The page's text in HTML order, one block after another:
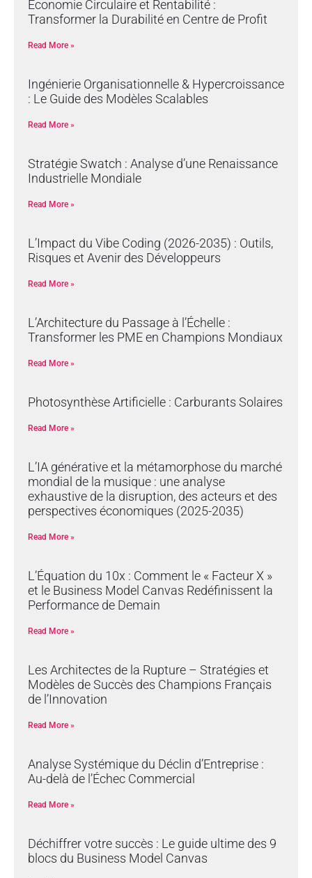
Économie Circulaire et Rentabilité :
Transformer la Durabilité en Centre de Profit
Read More »
Ingénierie Organisationnelle & Hypercroissance
: Le Guide des Modèles Scalables
Read More »
Stratégie Swatch : Analyse d’une Renaissance
Industrielle Mondiale
Read More »
L’Impact du Vibe Coding (2026-2035) : Outils,
Risques et Avenir des Développeurs
Read More »
L’Architecture du Passage à l’Échelle :
Transformer les PME en Champions Mondiaux
Read More »
Photosynthèse Artificielle : Carburants Solaires
Read More »
L’IA générative et la métamorphose du marché
mondial de la musique : une analyse
exhaustive de la disruption, des acteurs et des
perspectives économiques (2025-2035)
Read More »
L’Équation du 10x : Comment le « Facteur X »
et le Business Model Canvas Redéfinissent la
Performance de Demain
Read More »
Les Architectes de la Rupture – Stratégies et
Modèles de Succès des Champions Français
de l’Innovation
Read More »
Analyse Systémique du Déclin d’Entreprise :
Au-delà de l’Échec Commercial
Read More »
Déchiffrer votre succès : Le guide ultime des 9
blocs du Business Model Canvas